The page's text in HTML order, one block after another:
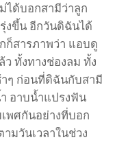
ได้บอกสามีว่าลูก
งขึ้น อีกวันดิฉันได้
ก็สารภาพว่า แอบดู
ทั้งทางช่องลม ทั้ง
ๆ ก่อนที่ดิฉันกับสามี
อาบน้ำแปรงฟัน
พศกันอย่างที่บอก
มวันเวลาในช่วง